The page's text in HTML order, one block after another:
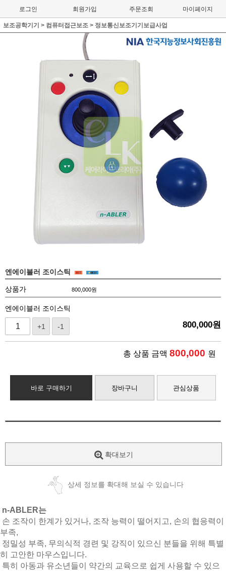
로그인 회원가입 주문조회 마이페이지
보조공학기기 > 컴퓨터접근보조 > 정보통신보조기기보급사업
엔에이블러 조이스틱
상품가 800,000원
엔에이블러 조이스틱
+1 -1 800,000원
총 상품 금액 800,000 원
바로 구매하기 장바구니 관심상품
확대보기
상세 정보를 확대해 보실 수 있습니다
n-ABLER는
손 조작이 한계가 있거나, 조작 능력이 떨어지고, 손의 협응력이
부족,
정밀성 부족, 무의식적 경련 및 강직이 있으신 분들을 위해 특별
히 고안한 마우스입니다.
특히 아동과 유소년들이 약간의 교육으로 쉽게 사용할 수 있으